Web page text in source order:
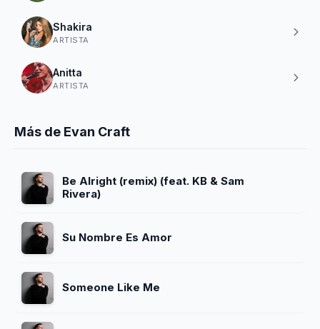
Shakira
ARTISTA
Anitta
ARTISTA
Más de Evan Craft
Be Alright (remix) (feat. KB & Sam
Rivera)
Su Nombre Es Amor
Someone Like Me